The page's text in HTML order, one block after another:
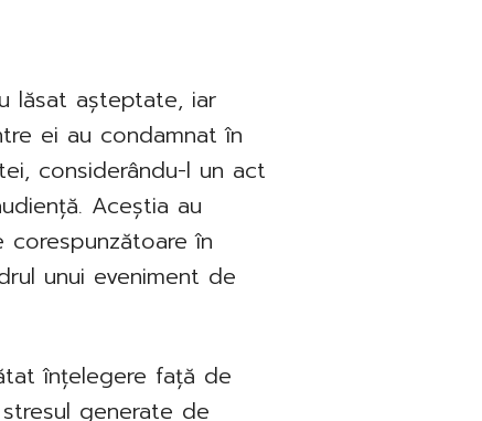
lăsat așteptate, iar
ei au condamnat în
considerându-l un act
Aceștia au
în
unui eveniment de
înțelegere față de
generate de